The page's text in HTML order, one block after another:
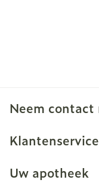
Neem contact
Klantenservice
Uw apotheek